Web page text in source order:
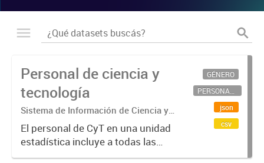
Personal de ciencia y
tecnología
Sistema de Información de Ciencia y
Tecnología Argentino (SICYTAR)
El personal de CyT en una unidad
estadística incluye a todas las
personas involucradas
GÉNERO
PERSONAL CIENTÍFICO-TECNOLÓGICO
json
csv